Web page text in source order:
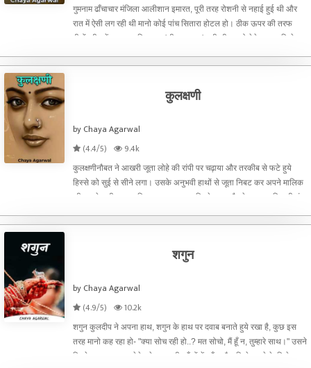
गुमनाम ढाँचाचार मंजिला आलीशान इमारत, पूरी तरह रोशनी से नहाई हुई थी और
रात में ऐसी लग रही थी मानो कोई पांच सितारा होटल हो। ठीक ऊपर की तरफ
बीचों -बीच में बड़ा-बड़ा लिखा था 'जीवन रक्षक 'यानी जीवन को देने वाला। जिसे
कुलक्षणी
by Chaya Agarwal
(4.4/5)
9.4k
कुलक्षणीनौबत ने आखरी जूता लोहे की रांपी पर चढ़ाया और तरकीब से फटे हुये
हिस्से को सुई से सीने लगा। उसके अनुभवी हाथों से जूता निबट कर अपने मालिक
की राह देख ही रहा था कि शाम का छुटपुटा घिरने लगा, चौराहे पर खड़ा सिपाही डंडा
शगुन
by Chaya Agarwal
(4.9/5)
10.2k
शगुन कुलदीप ने अपना हाथ, शगुन के हाथ पर दवाब बनाते हुये रखा है, कुछ इस
तरह मानो कह रहा हो- "क्या सोच रही हो..? मत सोचो, मैं हूँ न, तुम्हारे साथ।" उसने
सिगरेट का एक कश लेते हुये शगुन की आँखों में झाँका है। जिसे कहने के लिये